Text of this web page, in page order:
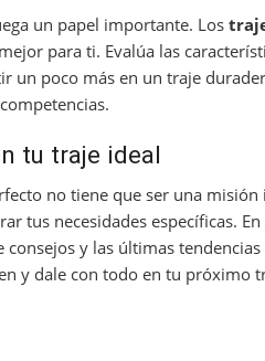
un papel importante. Los
para ti. Evalúa las
un poco más en un traje
tu traje ideal
no tiene que ser una
tus necesidades específicas. En
y las últimas
y dale con todo en tu próximo